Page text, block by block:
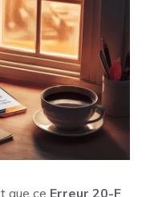
que ce Erreur 20-F